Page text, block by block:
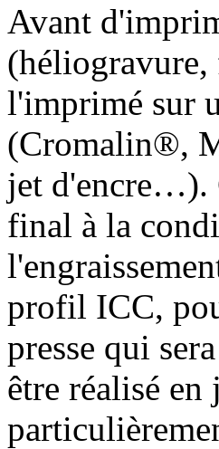
Avant
l'imprimé sur
(Cromalin®,
jet d'encre…).
final à la
profil ICC,
presse qui
être réalisé